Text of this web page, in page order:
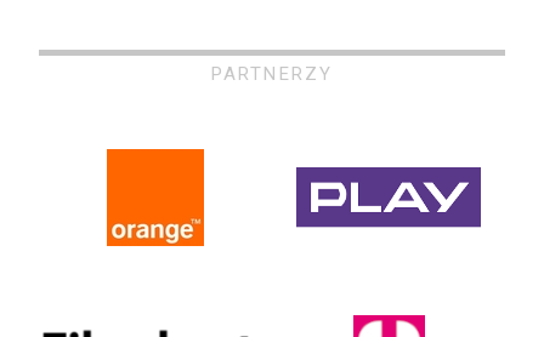
PARTNERZY